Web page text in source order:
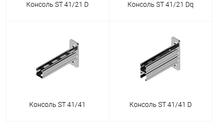
Консоль ST 41/21 D Консоль ST 41/21 Dq
Консоль ST 41/41 Консоль ST 41/41 D